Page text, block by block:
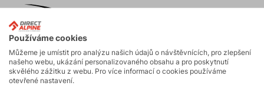
Turistika
Používáme cookies
Můžeme je umístit pro analýzu našich údajů o návštěvnících, pro zlepšení
našeho webu, ukázání personalizovaného obsahu a pro poskytnutí
skvělého zážitku z webu. Pro více informací o cookies používáme
otevřené nastavení.